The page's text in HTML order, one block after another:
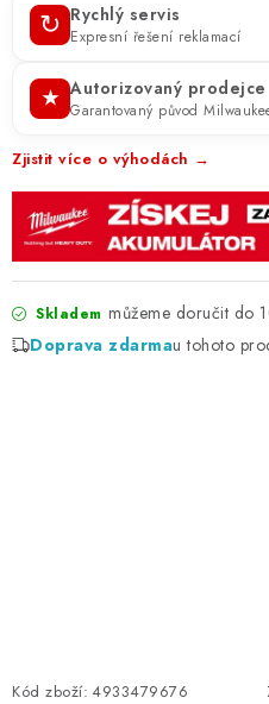
↻ Rychlý servis
Expresní řešení reklamací
★ Autorizovaný prodejce
Garantovaný původ
Zjistit více o výhodách →
Skladem
Doprava zdarmau tohoto
Kód zboží: 4933479676